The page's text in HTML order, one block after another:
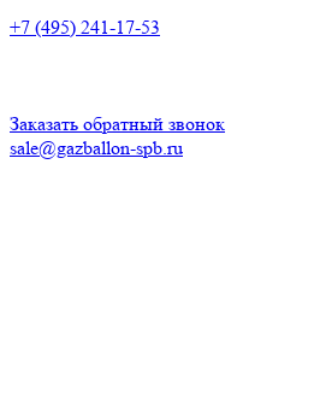
+7 (495) 241-17-53
Заказать обратный звонок
sale@gazballon-spb.ru